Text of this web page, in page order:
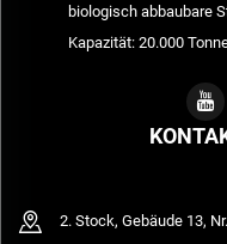
biologisch abbaubare
Kapazität: 20.000
2. Stock, Gebäude 13,